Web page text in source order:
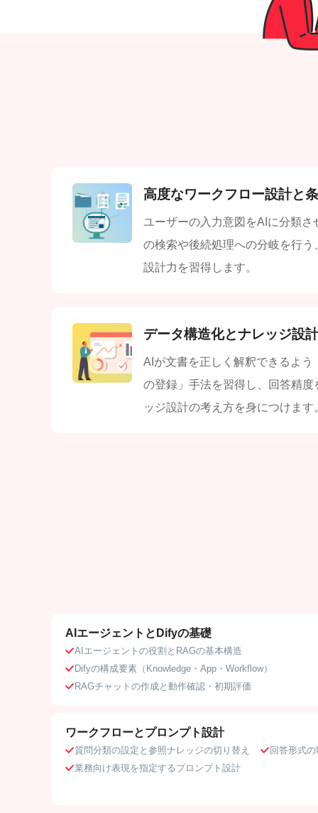
高度なワークフロー設計と
ユーザーの入力意図をAIに分類
の検索や後続処理への分岐を行
設計力を習得します。
データ構造化とナレッジ設
AIが文書を正しく解釈できるよ
の登録」手法を習得し、回答精
ッジ設計の考え方を身につけます
AIエージェントとDifyの基礎
AIエージェントの役割とRAGの基本構造
Difyの構成要素（Knowledge・App・Workflow）
RAGチャットの作成と動作確認・初期評価
ワークフローとプロンプト設計
質問分類の設定と参照ナレッジの切り替え
回答形式
業務向け表現を指定するプロンプト設計